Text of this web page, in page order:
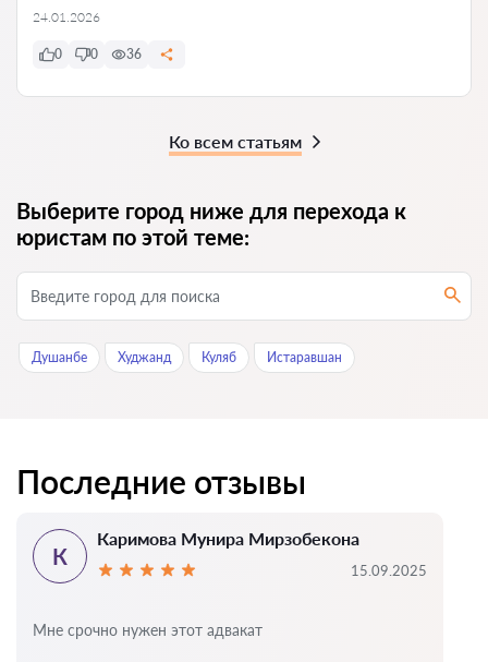
24.01.2026
0 0 36
Ко всем статьям
Выберите город ниже для перехода к
юристам по этой теме:
Душанбе Худжанд Куляб Истаравшан
Последние отзывы
К
Каримова Мунира Мирзобекона
15.09.2025
Мне срочно нужен этот адвакат